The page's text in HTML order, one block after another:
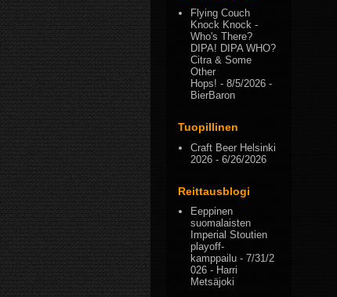
Flying Couch
Knock Knock -
Who's There?
DIPA! DIPA WHO?
Citra & Some
Other
Hops! - 8/5/2026 -
BierBaron
Tuopillinen
Craft Beer Helsinki
2026 - 6/26/2026
Reittausblogi
Eeppinen
suomalaisten
Imperial Stoutien
playoff-
kamppailu - 7/31/2
026 - Harri
Metsäjoki